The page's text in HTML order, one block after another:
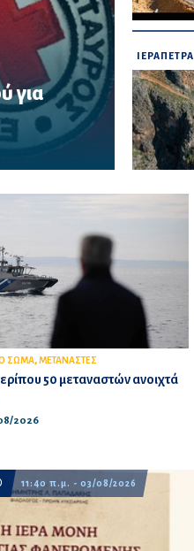
για
την
των...
ΙΕΡΑΠΕΤΡΑ
ΣΩΜΑ,ΜΕΤΑΝΑΣΤΕΣ
50 μεταναστών ανοιχτά
2026
11:40 π.μ. - 03/08/2026